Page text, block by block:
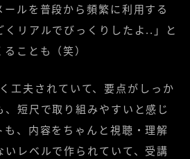
ールを普段から頻繁に利用する
リアルでびっくりしたよ..」と
ことも（笑）
工夫されていて、要点がしっか
、短尺で取り組みやすいと感じ
も、内容をちゃんと視聴・理解
いレベルで作られていて、受講